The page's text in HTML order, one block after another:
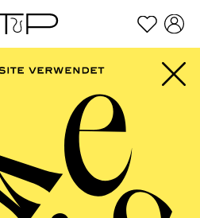
Zum Footer springen